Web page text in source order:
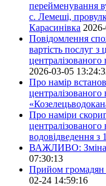
перейменування
с. Лемеші,
Карасинівка
Повідомлення
вартість послуг з
централізованого
2026-03-05
Про намір
Про наміри
централізованого
водовідведення з
ВАЖЛИВО: Зміна
07:30:13
Прийом
02-24 14:59:16